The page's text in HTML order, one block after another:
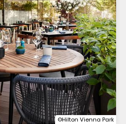
©Hilton Vienna Park